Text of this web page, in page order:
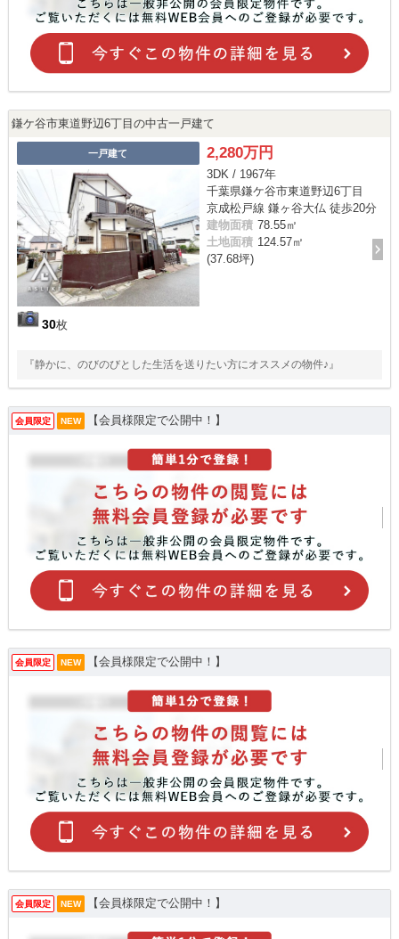
鎌ケ谷市東道野辺6丁目の中古一戸建て
一戸建て
30枚
2,280万円
3DK / 1967年
千葉県鎌ケ谷市東道野辺6丁目
京成松戸線 鎌ヶ谷大仏 徒歩20分
建物面積 78.55㎡
土地面積 124.57㎡
(37.68坪)
『静かに、のびのびとした生活を送りたい方にオススメの物件♪』
会員限定 NEW 【会員様限定で公開中！】
会員限定 NEW 【会員様限定で公開中！】
会員限定 NEW 【会員様限定で公開中！】